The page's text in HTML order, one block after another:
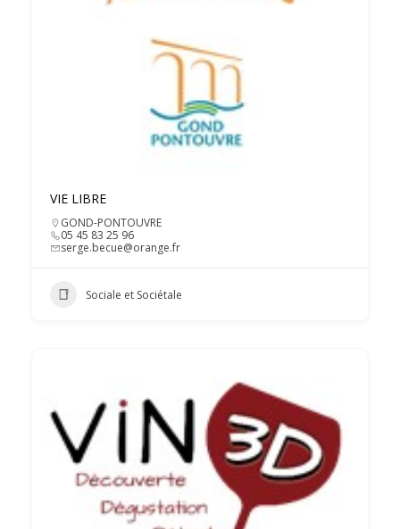
VIE LIBRE
GOND-PONTOUVRE
05 45 83 25 96
serge.becue@orange.fr
Sociale et Sociétale